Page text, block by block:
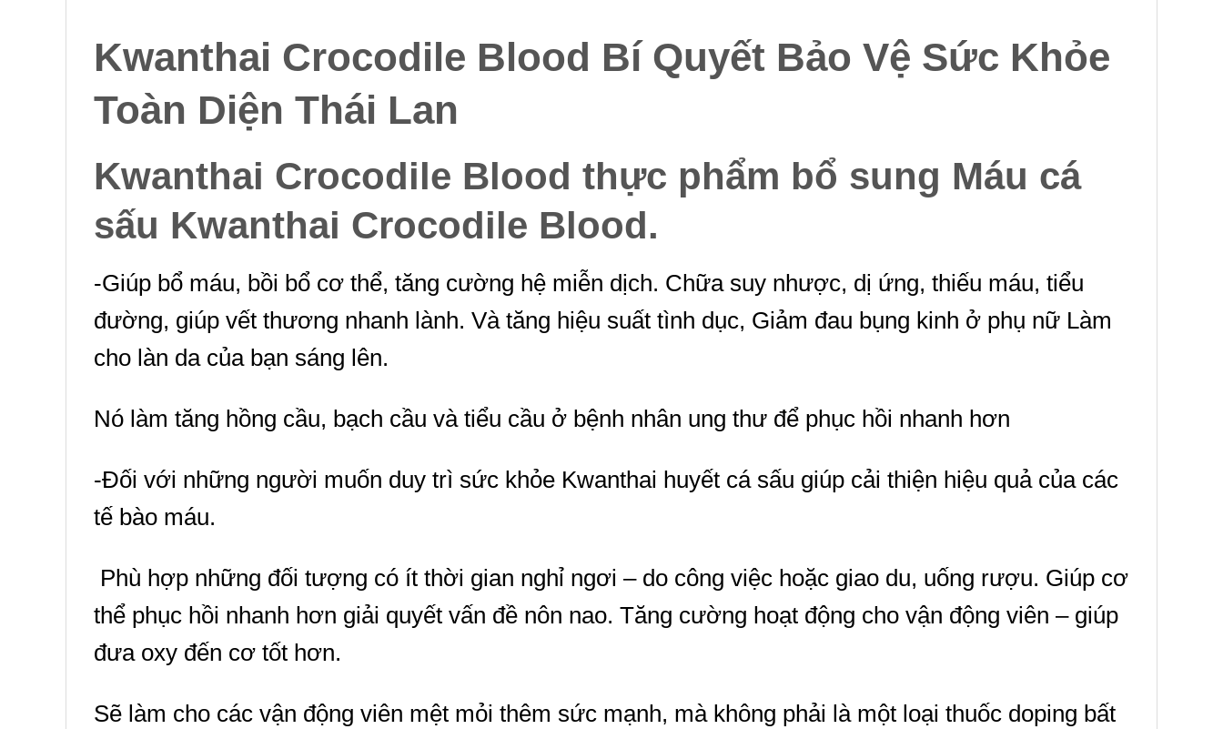
Kwanthai Crocodile Blood Bí Quyết Bảo Vệ Sức Khỏe
Toàn Diện Thái Lan
Kwanthai Crocodile Blood thực phẩm bổ sung Máu cá
sấu Kwanthai Crocodile Blood.
-Giúp bổ máu, bồi bổ cơ thể, tăng cường hệ miễn dịch. Chữa suy nhược, dị ứng, thiếu máu, tiểu
đường, giúp vết thương nhanh lành. Và tăng hiệu suất tình dục, Giảm đau bụng kinh ở phụ nữ Làm
cho làn da của bạn sáng lên.
Nó làm tăng hồng cầu, bạch cầu và tiểu cầu ở bệnh nhân ung thư để phục hồi nhanh hơn
-Đối với những người muốn duy trì sức khỏe Kwanthai huyết cá sấu giúp cải thiện hiệu quả của các
tế bào máu.
Phù hợp những đối tượng có ít thời gian nghỉ ngơi – do công việc hoặc giao du, uống rượu. Giúp cơ
thể phục hồi nhanh hơn giải quyết vấn đề nôn nao. Tăng cường hoạt động cho vận động viên – giúp
đưa oxy đến cơ tốt hơn.
Sẽ làm cho các vận động viên mệt mỏi thêm sức mạnh, mà không phải là một loại thuốc doping bất